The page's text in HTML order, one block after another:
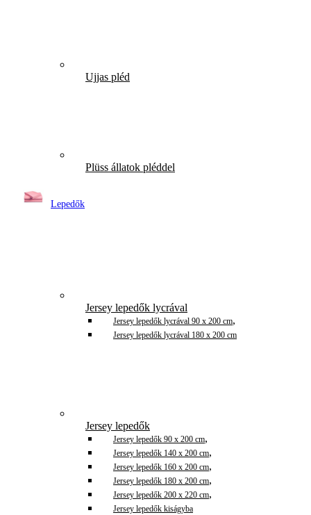
Ujjas pléd
Plüss állatok pléddel
Lepedők
Jersey lepedők lycrával
Jersey lepedők lycrával 90 x 200 cm,
Jersey lepedők lycrával 180 x 200 cm
Jersey lepedők
Jersey lepedők 90 x 200 cm,
Jersey lepedők 140 x 200 cm,
Jersey lepedők 160 x 200 cm,
Jersey lepedők 180 x 200 cm,
Jersey lepedők 200 x 220 cm,
Jersey lepedők kiságyba